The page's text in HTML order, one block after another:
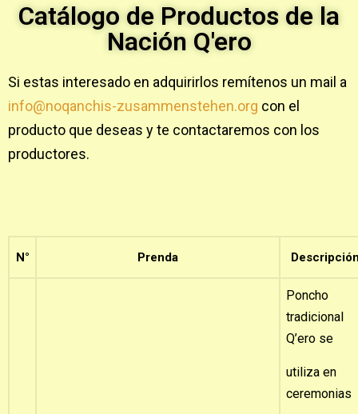
Catálogo de Productos de la
Nación Q'ero
Si estas interesado en adquirirlos remítenos un mail a
info@noqanchis-zusammenstehen.org con el
producto que deseas y te contactaremos con los
productores.
N° Prenda
Poncho
tradicional
Q’ero se
utiliza en
ceremonias